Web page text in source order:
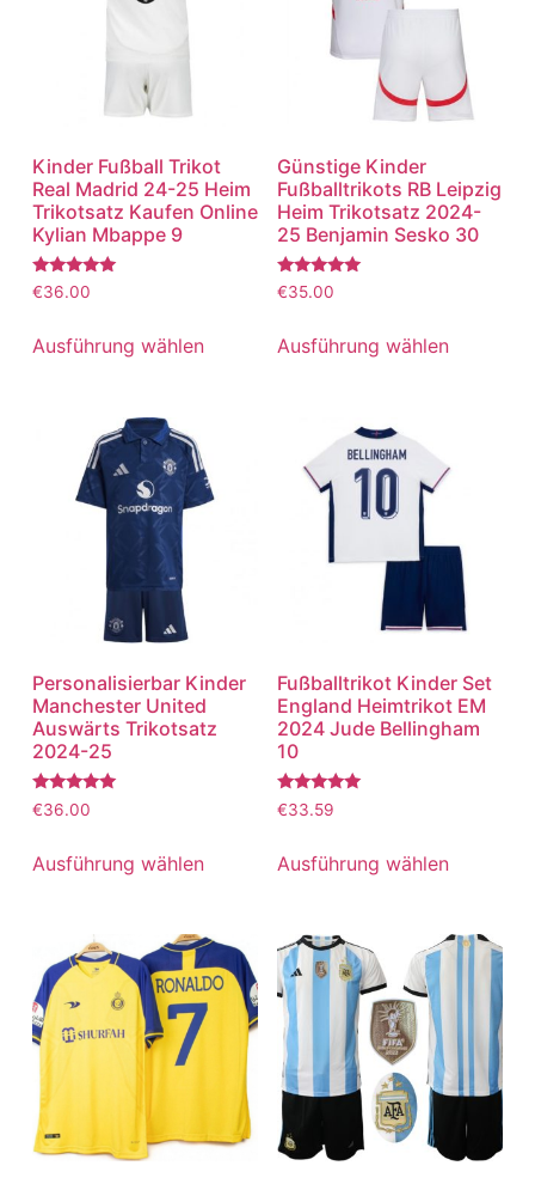
Kinder Fußball Trikot
Real Madrid 24-25 Heim
Trikotsatz Kaufen Online
Kylian Mbappe 9
Bewertet
mit
von 5
€36.00
Ausführung wählen
Günstige Kinder
Fußballtrikots RB Leipzig
Heim Trikotsatz 2024-
25 Benjamin Sesko 30
Bewertet
mit
von 5
€35.00
Ausführung wählen
Personalisierbar Kinder
Manchester United
Auswärts Trikotsatz
2024-25
Bewertet
mit
€36.00
Ausführung wählen
Fußballtrikot Kinder Set
England Heimtrikot EM
2024 Jude Bellingham
10
Bewertet
mit
€33.59
Ausführung wählen